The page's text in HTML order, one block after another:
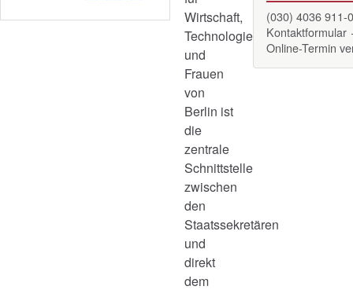
Wirtschaft,
Technologie
und
Frauen
von
Berlin ist
die
zentrale
Schnittstelle
zwischen
den
Staatssekretären
und
direkt
dem
(030) 4036 911-
Online-Termin